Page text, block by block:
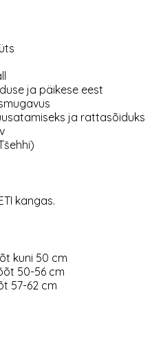
ja päikese eest
ja rattasõiduks
kangas.
kuni 50 cm
50-56 cm
57-62 cm